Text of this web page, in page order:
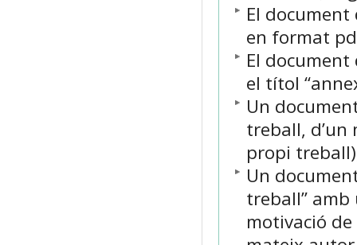
El
en format
El
el títol
Un
treball,
propi
Un
treball”
motivació